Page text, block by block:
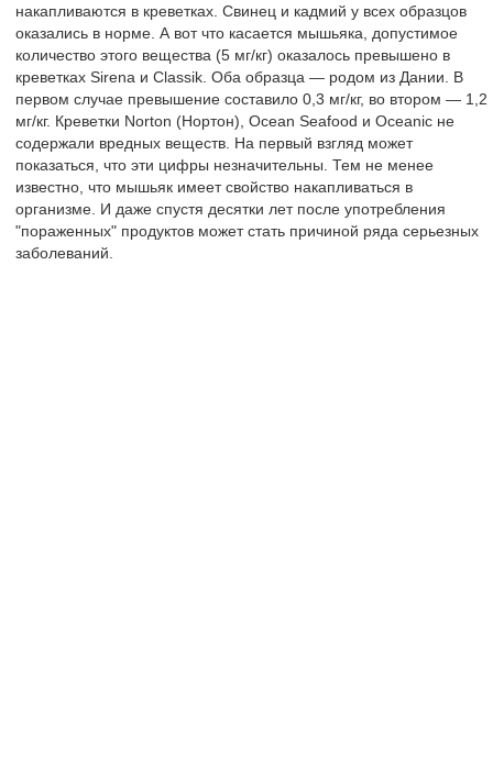
накапливаются в креветках. Свинец и кадмий у всех образцов
оказались в норме. А вот что касается мышьяка, допустимое
количество этого вещества (5 мг/кг) оказалось превышено в
креветках Sirena и Classik. Оба образца — родом из Дании. В
первом случае превышение составило 0,3 мг/кг, во втором — 1,2
мг/кг. Креветки Norton (Нортон), Ocean Seafood и Oceanic не
содержали вредных веществ. На первый взгляд может
показаться, что эти цифры незначительны. Тем не менее
известно, что мышьяк имеет свойство накапливаться в
организме. И даже спустя десятки лет после употребления
"пораженных" продуктов может стать причиной ряда серьезных
заболеваний.